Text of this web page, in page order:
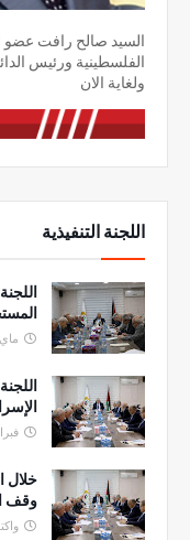
السيد صالح رافت عضو
ولغاية الان
اللجنة التنفيذية
ماي 19, 2026
فبراير
خلال
وقف
واكتوبر